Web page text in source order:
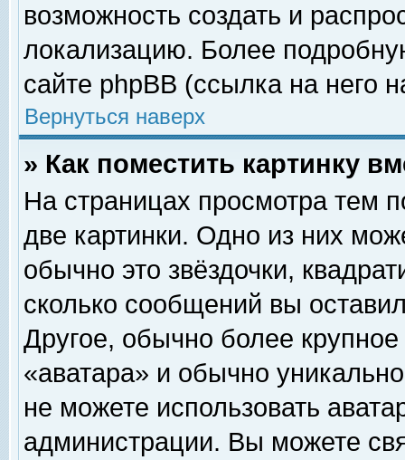
возможность создать и
локализацию. Более
сайте phpBB (ссылка на него
Вернуться наверх
» Как поместить картинку
На страницах просмотра тем
две картинки. Одно из них
обычно это звёздочки,
сколько сообщений вы
Другое, обычно более
«аватара» и обычно
не можете использовать
администрации. Вы можете